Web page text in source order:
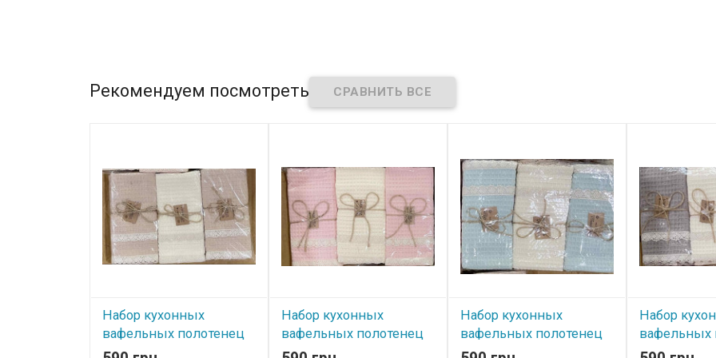
Рекомендуем посмотреть
Набор кухонных
вафельных полотенец
Lorezella 40х60 см из 6-
Набор кухонных
вафельных полотенец
Lorezella 40х60 см из 6-
Набор кухонных
вафельных полотенец
Lorezella 40х60 см из 6-
Набор
вафельных
Lorezella